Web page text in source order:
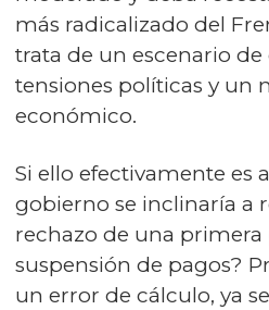
más radicalizado del
trata de un escenario de
tensiones políticas y un
económico.
Si ello efectivamente es
gobierno se inclinaría a
rechazo de una
suspensión de pagos?
un error de cálculo, ya